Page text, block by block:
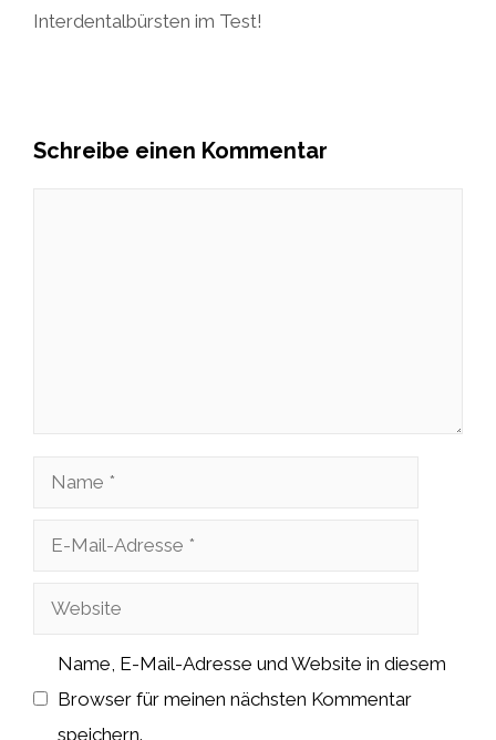
Interdentalbürsten im Test!
Schreibe einen Kommentar
Name
Adresse
Website
Name, E-Mail-Adresse und Website in diesem
Browser für meinen nächsten Kommentar
speichern.